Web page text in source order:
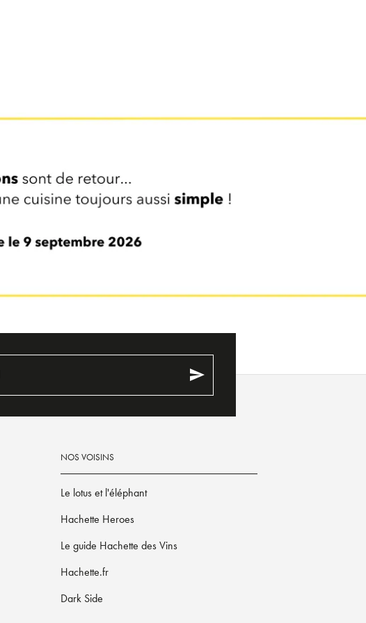
send
NOS VOISINS
Le lotus et l'éléphant
Hachette Heroes
Le guide Hachette des Vins
Hachette.fr
Dark Side